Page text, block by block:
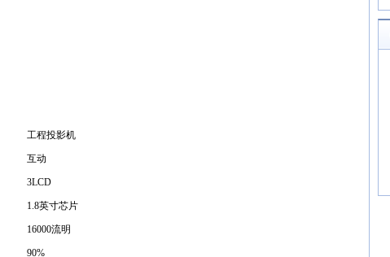
工程投影机
互动
3LCD
1.8英寸芯片
16000流明
90%